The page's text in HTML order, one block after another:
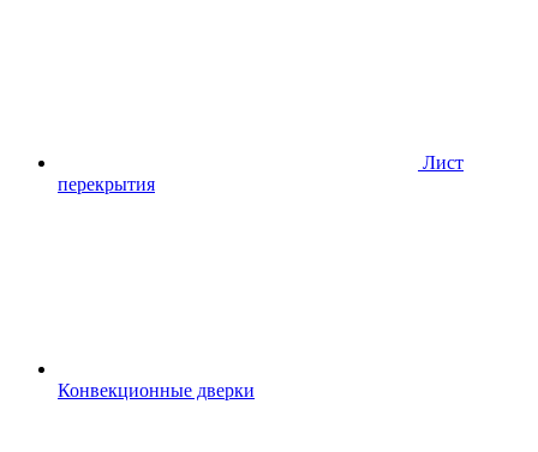
Лист
перекрытия
Конвекционные дверки